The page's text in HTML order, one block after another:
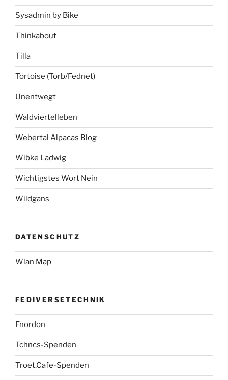
Sysadmin by Bike
Thinkabout
Tilla
Tortoise (Torb/Fednet)
Unentwegt
Waldviertelleben
Webertal Alpacas Blog
Wibke Ladwig
Wichtigstes Wort Nein
Wildgans
DATENSCHUTZ
Wlan Map
FEDIVERSETECHNIK
Fnordon
Tchncs-Spenden
Troet.Cafe-Spenden